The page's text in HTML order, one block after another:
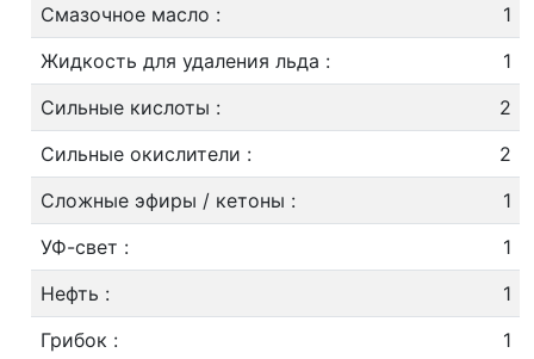
Смазочное масло :
1
Жидкость для удаления льда :
1
Сильные кислоты :
2
Сильные окислители :
2
Сложные эфиры / кетоны :
1
УФ-свет :
1
Нефть :
1
Грибок : 1